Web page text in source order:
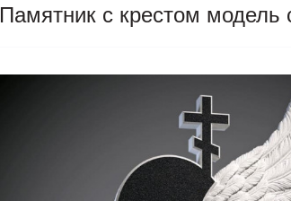
Памятник с крестом модель